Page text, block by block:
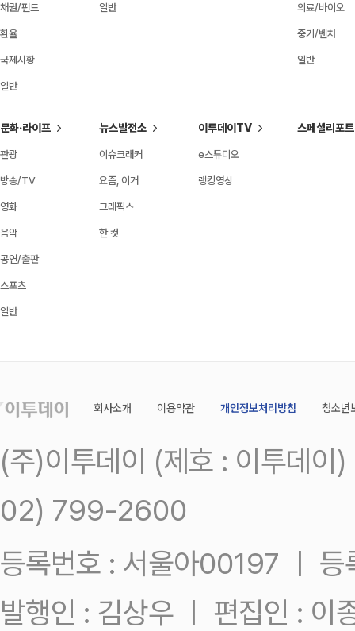
채권/펀드
환율
국제시황
일반
일반 의료/바이오
중기/벤처
일반
문화·라이프
관광
방송/TV
영화
음악
공연/출판
스포츠
일반
뉴스발전소
이슈크래커
요즘, 이거
그래픽스
한 컷
이투데이TV
e스튜디오
랭킹영상
스페셜리포트
회사소개 이용약관 개인정보처리방침 청소년
(주)이투데이 (제호 : 이투데
02) 799-2600
등록번호 : 서울아00197 ㅣ
발행인 : 김상우 ㅣ 편집인 : 이